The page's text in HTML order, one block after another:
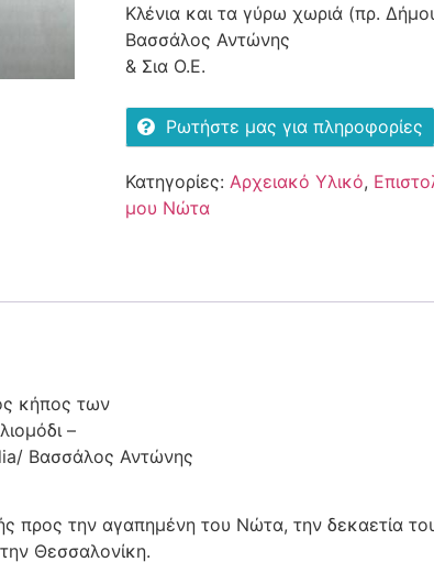
Κλένια και τα γύρω χωριά (πρ.
Βασσάλος Αντώνης
& Σια Ο.Ε.
Ρωτήστε μας για πληροφορίες
Κατηγορίες: Αρχειακό Υλικό,
μου Νώτα
κήπος των
–
Βασσάλος Αντώνης
προς την αγαπημένη του Νώτα, την δεκαετία
Θεσσαλονίκη.